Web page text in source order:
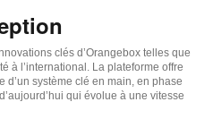
clés d’Orangebox telles que
à l’international. La plateforme offre
d’un système clé en main, en phase
qui évolue à une vitesse